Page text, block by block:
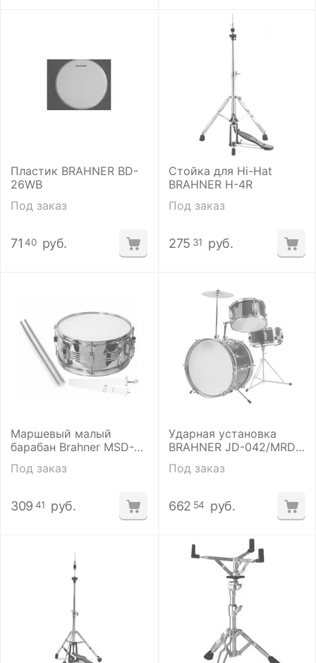
Пластик BRAHNER BD-
26WB
Под заказ
71 40 руб.
Стойка для Hi-Hat
BRAHNER H-4R
Под заказ
275 31 руб.
Маршевый малый
барабан Brahner MSD-
Под заказ
309 41 руб.
Ударная установка
BRAHNER JD-042/MRD
Под заказ
662 54 руб.